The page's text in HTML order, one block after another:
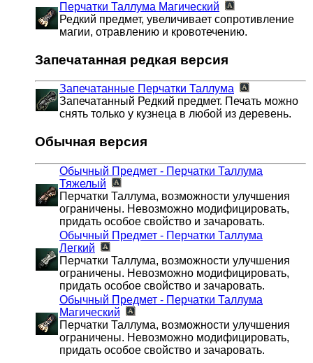
Перчатки Таллума Магический
Редкий предмет, увеличивает сопротивление
магии, отравлению и кровотечению.
Запечатанная редкая версия
Запечатанные Перчатки Таллума
Запечатанный Редкий предмет. Печать можно
снять только у кузнеца в любой из деревень.
Обычная версия
Обычный Предмет - Перчатки Таллума
Тяжелый
Перчатки Таллума, возможности улучшения
ограничены. Невозможно модифицировать,
придать особое свойство и зачаровать.
Обычный Предмет - Перчатки Таллума
Легкий
Перчатки Таллума, возможности улучшения
ограничены. Невозможно модифицировать,
придать особое свойство и зачаровать.
Обычный Предмет - Перчатки Таллума
Магический
Перчатки Таллума, возможности улучшения
ограничены. Невозможно модифицировать,
придать особое свойство и зачаровать.